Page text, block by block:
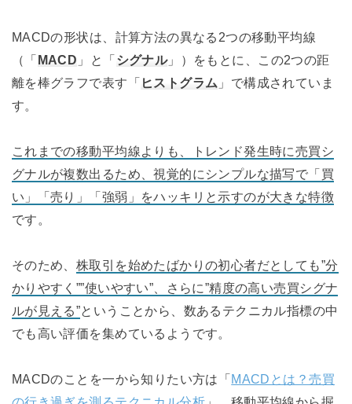
MACDの形状は、計算方法の異なる2つの移動平均線
（「MACD 」と「シグナル」）をもとに、この2つの距
離を棒グラフで表す「 ヒストグラム 」で構成されていま
す。
これまでの移動平均線よりも、トレンド発生時に売買シ
グナルが複数出るため、視覚的にシンプルな描写で「買
い」「売り」「強弱」をハッキリと示すのが大きな特徴
です。
そのため、 株取引を始めたばかりの初心者だとしても”分
かりやすく””使いやすい”、さらに”精度の高い売買シグナ
ルが見える”ということから、数あるテクニカル指標の中
でも高い評価を集めているようです。
MACDのことを一から知りたい方は「MACDとは？売買